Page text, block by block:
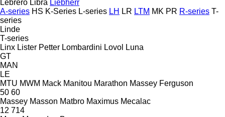
Lebrero Libra Liebherr
A-series HS K-Series L-series LH LR LTM MK PR R-series T-
series
Linde
T-series
Linx Lister Petter Lombardini Lovol
Luna
GT
MAN
LE
MTU MWM Mack Manitou Marathon Massey Ferguson
50 60
Massey Masson Matbro Maximus Mecalac
12 714